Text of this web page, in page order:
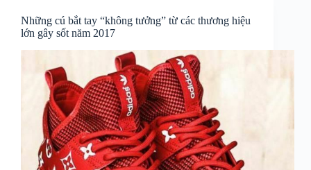
Những cú bắt tay “không tưởng” từ các thương hiệu
lớn gây sốt năm 2017